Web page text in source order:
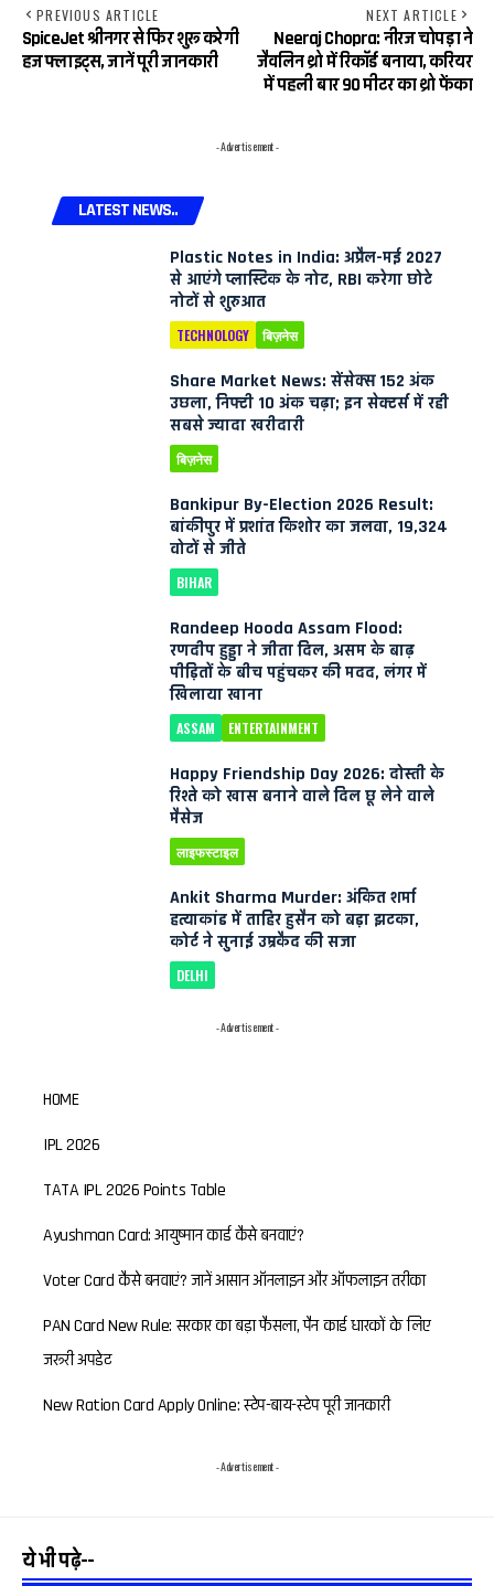
PREVIOUS ARTICLE
SpiceJet श्रीनगर से फिर शुरू करेगी
हज फ्लाइट्स, जानें पूरी जानकारी
NEXT ARTICLE
Neeraj Chopra: नीरज चोपड़ा ने
जैवलिन थ्रो में रिकॉर्ड बनाया, करियर
में पहली बार 90 मीटर का थ्रो फेंका
- Advertisement -
LATEST NEWS..
Plastic Notes in India: अप्रैल-मई 2027
से आएंगे प्लास्टिक के नोट, RBI करेगा छोटे
नोटों से शुरुआत
TECHNOLOGY बिज़नेस
Share Market News: सेंसेक्स 152 अंक
उछला, निफ्टी 10 अंक चढ़ा; इन सेक्टर्स में रही
सबसे ज्यादा खरीदारी
बिज़नेस
Bankipur By-Election 2026 Result:
बांकीपुर में प्रशांत किशोर का जलवा, 19,324
वोटों से जीते
BIHAR
Randeep Hooda Assam Flood:
रणदीप हुड्डा ने जीता दिल, असम के बाढ़
पीड़ितों के बीच पहुंचकर की मदद, लंगर में
खिलाया खाना
ASSAM ENTERTAINMENT
Happy Friendship Day 2026: दोस्ती के
रिश्ते को खास बनाने वाले दिल छू लेने वाले
मैसेज
लाइफस्टाइल
Ankit Sharma Murder: अंकित शर्मा
हत्याकांड में ताहिर हुसैन को बड़ा झटका,
कोर्ट ने सुनाई उम्रकैद की सजा
DELHI
- Advertisement -
HOME
IPL 2026
TATA IPL 2026 Points Table
Ayushman Card: आयुष्मान कार्ड कैसे बनवाएं?
Voter Card कैसे बनवाएं? जानें आसान ऑनलाइन और ऑफलाइन तरीका
PAN Card New Rule: सरकार का बड़ा फैसला, पैन कार्ड धारकों के लिए
जरूरी अपडेट
New Ration Card Apply Online: स्टेप-बाय-स्टेप पूरी जानकारी
- Advertisement -
ये भी पढ़े--